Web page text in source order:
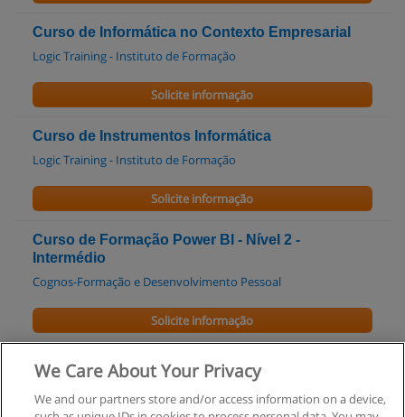
Curso de Informática no Contexto Empresarial
Logic Training - Instituto de Formação
Solicite informação
Curso de Instrumentos Informática
Logic Training - Instituto de Formação
Solicite informação
Curso de Formação Power BI - Nível 2 -
Intermédio
Cognos-Formação e Desenvolvimento Pessoal
Solicite informação
Curso de Formação Power BI - Nível 1 - Inicial
Cognos-Formação e Desenvolvimento Pessoal
We Care About Your Privacy
We and our partners store and/or access information on a device,